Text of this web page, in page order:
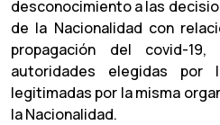
desconocimiento a las
de la Nacionalidad con
propagación del covid-
autoridades elegidas por
legitimadas por la misma
la Nacionalidad.